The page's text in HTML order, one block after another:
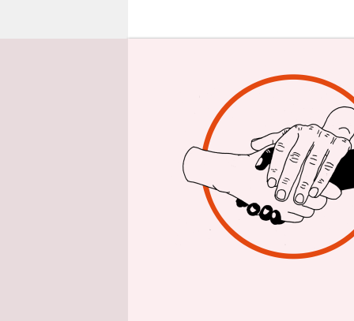
E
geglückt:
einzigen